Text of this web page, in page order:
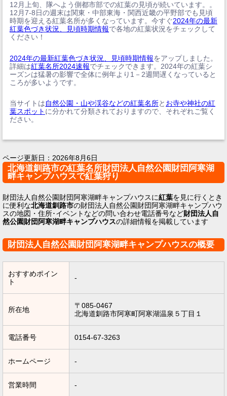
12月上旬、隊へよう側都市部での紅葉の見頃が続いています。。
12月7-8日の週末は関東・中部東海・関西近畿の平野部でも見頃
時期を迎える紅葉名所が多くなっています。今すぐ2024年の最新
紅葉色づき状況、見頃時期情報で各地の紅葉状況をチェックして
ください！
2024年の最新紅葉色づき状況、見頃時期情報をアップしました。
詳細は紅葉名所2024速報でチェックできます。2024年の紅葉シ
ーズンは猛暑の影響で全体に例年より1－2週間遅くなっていると
ころが多いようです。
当サイトは自然公園・山や渓谷などの紅葉名所と お寺や神社の紅
葉スポット に分かれて分類されておりますので、それぞれご覧く
ださい。
ページ更新日： 2026年8月6日
北海道釧路市の紅葉名所財団法人自然公園財団阿寒湖
畔キャンプハウスで紅葉狩り
財団法人自然公園財団阿寒湖畔キャンプハウスに紅葉を見に行くとき
に便利な北海道釧路市の財団法人自然公園財団阿寒湖畔キャンプハウ
スの地図・住所･イベントなどの問い合わせ電話番号など財団法人自
然公園財団阿寒湖畔キャンプハウスの詳細情報を掲載しています
財団法人自然公園財団阿寒湖畔キャンプハウスの概要
おすすめポイン
ト
-
所在地
〒085-0467
北海道釧路市阿寒町阿寒湖温泉５丁目１
電話番号 0154-67-3263
ホームページ -
営業時間 -